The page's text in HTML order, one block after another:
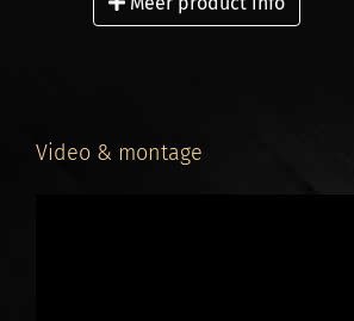
leveren jou project als totaalpakket
Je bestelt bij ons altijd per
exact wat nodig hebt voor een
Geen overtollig hout, gewoon
Video & montage